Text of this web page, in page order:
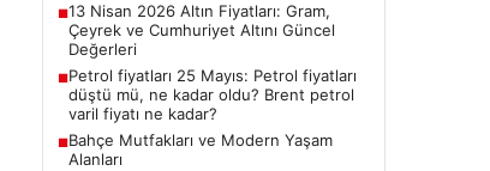
■13 Nisan 2026 Altın Fiyatları: Gram,
Çeyrek ve Cumhuriyet Altını Güncel
Değerleri
■Petrol fiyatları 25 Mayıs: Petrol fiyatları
düştü mü, ne kadar oldu? Brent petrol
varil fiyatı ne kadar?
■Bahçe Mutfakları ve Modern Yaşam
Alanları